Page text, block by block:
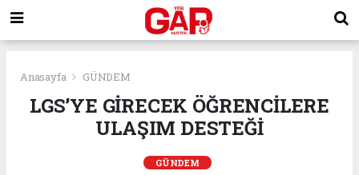
Anasayfa GÜNDEM
LGS’YE GİRECEK ÖĞRENCİLERE
ULAŞIM DESTEĞİ
GÜNDEM